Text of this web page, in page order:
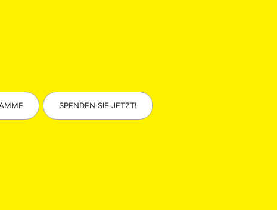
SPENDEN SIE JETZT!